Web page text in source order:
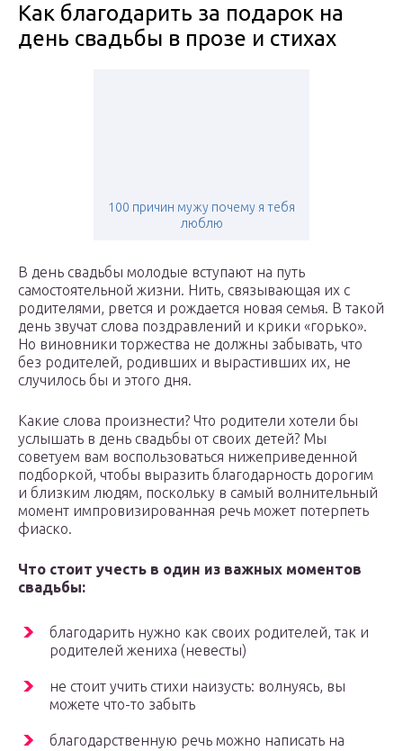
Как благодарить за подарок на
день свадьбы в прозе и стихах
100 причин мужу почему я тебя
люблю
В день свадьбы молодые вступают на путь
самостоятельной жизни. Нить, связывающая их с
родителями, рвется и рождается новая семья. В такой
день звучат слова поздравлений и крики «горько».
Но виновники торжества не должны забывать, что
без родителей, родивших и вырастивших их, не
случилось бы и этого дня.
Какие слова произнести? Что родители хотели бы
услышать в день свадьбы от своих детей? Мы
советуем вам воспользоваться нижеприведенной
подборкой, чтобы выразить благодарность дорогим
и близким людям, поскольку в самый волнительный
момент импровизированная речь может потерпеть
фиаско.
Что стоит учесть в один из важных моментов
свадьбы:
благодарить нужно как своих родителей, так и
родителей жениха (невесты)
не стоит учить стихи наизусть: волнуясь, вы
можете что-то забыть
благодарственную речь можно написать на